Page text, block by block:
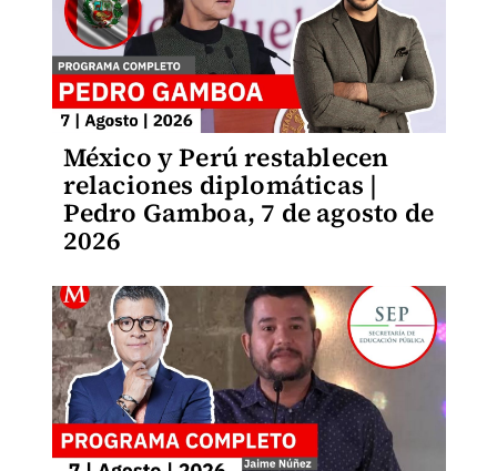
México y Perú restablecen
relaciones diplomáticas |
Pedro Gamboa, 7 de agosto de
2026